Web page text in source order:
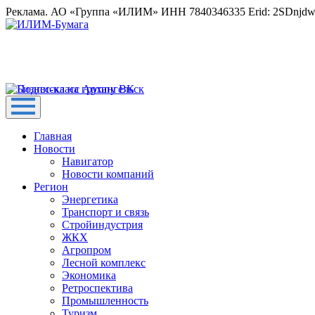
Реклама. АО «Группа «ИЛИМ» ИНН 7840346335 Erid:
Главная
Новости
Навигатор
Новости компаний
Регион
Энергетика
Транспорт и связь
Стройиндустрия
ЖКХ
Агропром
Лесной комплекс
Экономика
Ретроспектива
Промышленность